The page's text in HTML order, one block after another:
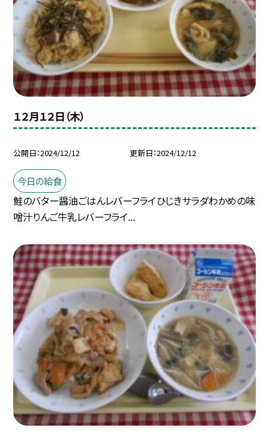
１２月１２日（木）
公開日 2024/12/12 更新日 2024/12/12
今日の給食
鮭のバター醤油ごはんレバーフライひじきサラダわかめの味
噌汁りんご牛乳レバーフライ...